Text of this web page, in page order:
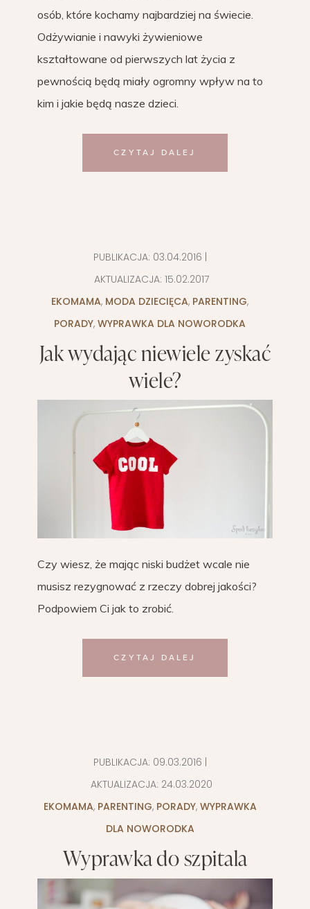
osób, które kochamy najbardziej na świecie.
Odżywianie i nawyki żywieniowe
kształtowane od pierwszych lat życia z
pewnością będą miały ogromny wpływ na to
kim i jakie będą nasze dzieci.
CZYTAJ DALEJ
PUBLIKACJA: 03.04.2016 |
AKTUALIZACJA: 15.02.2017
EKOMAMA, MODA DZIECIĘCA, PARENTING,
PORADY, WYPRAWKA DLA NOWORODKA
Jak wydając niewiele zyskać
wiele?
Czy wiesz, że mając niski budżet wcale nie
musisz rezygnować z rzeczy dobrej jakości?
Podpowiem Ci jak to zrobić.
CZYTAJ DALEJ
PUBLIKACJA: 09.03.2016
AKTUALIZACJA: 24.03.2020
EKOMAMA, PARENTING, PORADY, WYPRAWKA
DLA NOWORODKA
Wyprawka do szpitala